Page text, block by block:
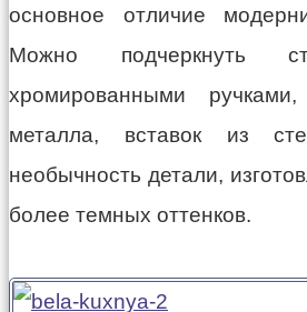
основное отличие
Можно подчеркнуть
хромированными
металла, вставок из
необычность детали,
более темных оттенков.